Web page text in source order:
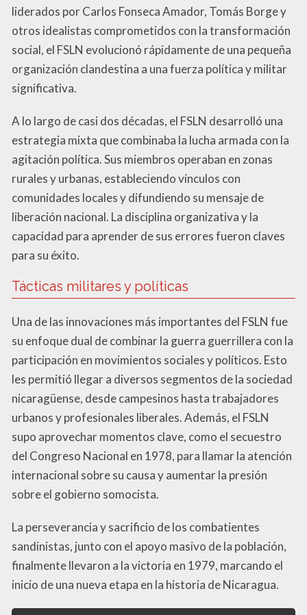
liderados por Carlos Fonseca Amador, Tomás Borge y
otros idealistas comprometidos con la transformación
social, el FSLN evolucionó rápidamente de una pequeña
organización clandestina a una fuerza política y militar
significativa.
A lo largo de casi dos décadas, el FSLN desarrolló una
estrategia mixta que combinaba la lucha armada con la
agitación política. Sus miembros operaban en zonas
rurales y urbanas, estableciendo vínculos con
comunidades locales y difundiendo su mensaje de
liberación nacional. La disciplina organizativa y la
capacidad para aprender de sus errores fueron claves
para su éxito.
Tácticas militares y políticas
Una de las innovaciones más importantes del FSLN fue
su enfoque dual de combinar la guerra guerrillera con la
participación en movimientos sociales y políticos. Esto
les permitió llegar a diversos segmentos de la sociedad
nicaragüense, desde campesinos hasta trabajadores
urbanos y profesionales liberales. Además, el FSLN
supo aprovechar momentos clave, como el secuestro
del Congreso Nacional en 1978, para llamar la atención
internacional sobre su causa y aumentar la presión
sobre el gobierno somocista.
La perseverancia y sacrificio de los combatientes
sandinistas, junto con el apoyo masivo de la población,
finalmente llevaron a la victoria en 1979, marcando el
inicio de una nueva etapa en la historia de Nicaragua.